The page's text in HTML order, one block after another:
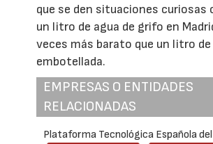
que se den situaciones curiosas
un litro de agua de grifo en
veces más barato que un litro de
embotellada.
EMPRESAS O ENTIDADES
RELACIONADAS
Plataforma Tecnológica Española